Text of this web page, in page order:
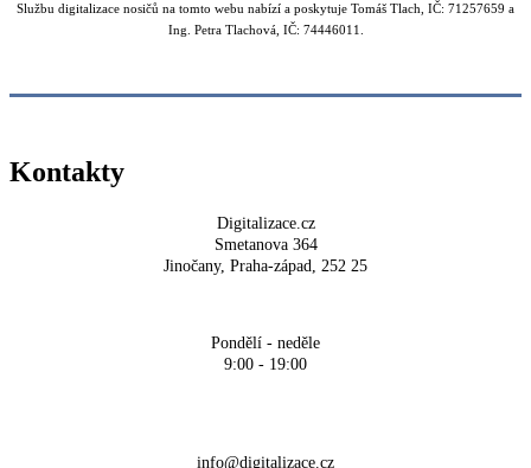
Službu digitalizace nosičů na tomto webu nabízí a poskytuje Tomáš Tlach, IČ: 71257659 a
Ing. Petra Tlachová, IČ: 74446011.
Kontakty
Digitalizace.cz
Smetanova 364
Jinočany, Praha-západ, 252 25
Pondělí - neděle
9:00 - 19:00
info@digitalizace.cz